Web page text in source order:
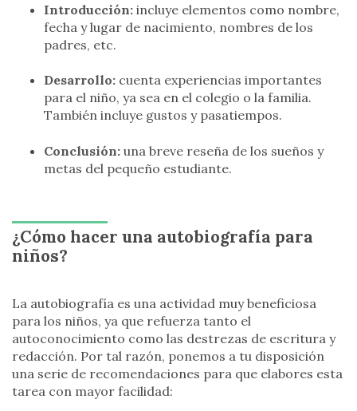
Introducción: incluye elementos como nombre,
fecha y lugar de nacimiento, nombres de los
padres, etc.
Desarrollo: cuenta experiencias importantes
para el niño, ya sea en el colegio o la familia.
También incluye gustos y pasatiempos.
Conclusión: una breve reseña de los sueños y
metas del pequeño estudiante.
¿Cómo hacer una autobiografía para
niños?
La autobiografía es una actividad muy beneficiosa
para los niños, ya que refuerza tanto el
autoconocimiento como las destrezas de escritura y
redacción. Por tal razón, ponemos a tu disposición
una serie de recomendaciones para que elabores esta
tarea con mayor facilidad: